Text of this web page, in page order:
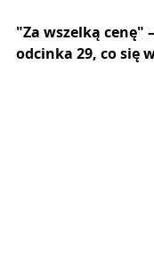
"Za wszelką cenę"
odcinka 29, co się